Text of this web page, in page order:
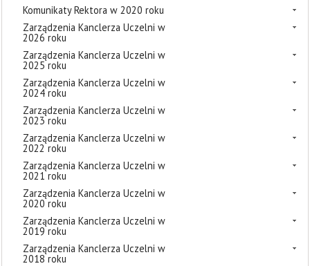
Komunikaty Rektora w 2020 roku
Zarządzenia Kanclerza Uczelni w
2026 roku
Zarządzenia Kanclerza Uczelni w
2025 roku
Zarządzenia Kanclerza Uczelni w
2024 roku
Zarządzenia Kanclerza Uczelni w
2023 roku
Zarządzenia Kanclerza Uczelni w
2022 roku
Zarządzenia Kanclerza Uczelni w
2021 roku
Zarządzenia Kanclerza Uczelni w
2020 roku
Zarządzenia Kanclerza Uczelni w
2019 roku
Zarządzenia Kanclerza Uczelni w
2018 roku